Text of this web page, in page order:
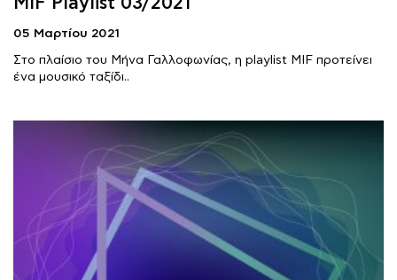
05 Μαρτίου 2021
Στο πλαίσιο του Μήνα Γαλλοφωνίας, η playlist MIF προτείνει
ένα μουσικό ταξίδι..